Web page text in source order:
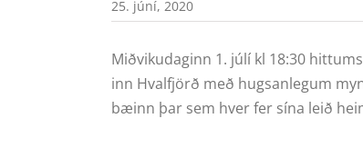
25. júní, 2020
Miðvikudaginn 1. júlí kl 18:30
inn Hvalfjörð með hugsanlegum
bæinn þar sem hver fer sína leið